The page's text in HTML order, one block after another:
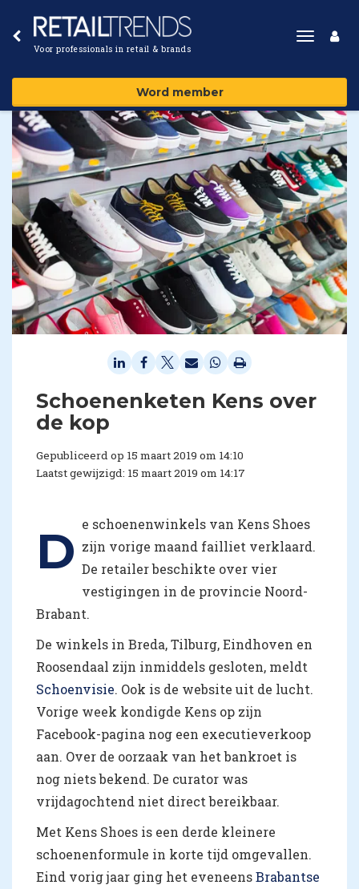
Voor professionals in retail & brands
Toggle
Word member
Schoenenketen Kens over
de kop
Gepubliceerd op 15 maart 2019 om 14:10
Laatst gewijzigd: 15 maart 2019 om 14:17
D e schoenenwinkels van Kens Shoes
zijn vorige maand failliet verklaard.
De retailer beschikte over vier
vestigingen in de provincie Noord-
Brabant.
De winkels in Breda, Tilburg, Eindhoven en
Roosendaal zijn inmiddels gesloten, meldt
Schoenvisie. Ook is de website uit de lucht.
Vorige week kondigde Kens op zijn
Facebook-pagina nog een executieverkoop
aan. Over de oorzaak van het bankroet is
nog niets bekend. De curator was
vrijdagochtend niet direct bereikbaar.
Met Kens Shoes is een derde kleinere
schoenenformule in korte tijd omgevallen.
Eind vorig jaar ging het eveneensBrabantse